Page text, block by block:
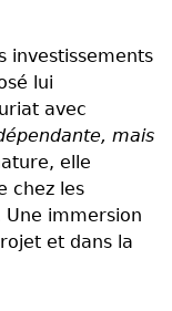
investissements
lui
avec
mais
elle
chez les
Une immersion
et dans la